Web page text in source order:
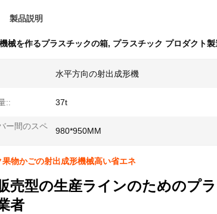
製品説明
機械を作るプラスチックの箱, プラスチック プロダクト
水平方向の射出成形機
:: 37t
ー間のスペ 980*950MM
物かごの射出成形機械高い省エネ
売型の生産ラインのためのプ
者